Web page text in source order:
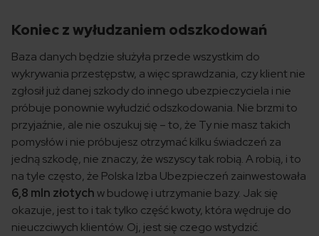
Koniec z wyłudzaniem odszkodowań
Baza danych będzie służyła przede wszystkim do
wykrywania przestępstw, a więc sprawdzania, czy klient nie
zgłosił już danej szkody do innego ubezpieczyciela i nie
próbuje ponownie wyłudzić odszkodowania. Nie brzmi to
przyjaźnie, ale nie oszukuj się – to, że Ty nie masz takich
pomysłów i nie próbujesz otrzymać kilku świadczeń za
jedną szkodę, nie znaczy, że wszyscy tak robią. A robią, i to
na tyle często, że Polska Izba Ubezpieczeń zainwestowała
6,8 mln złotychw budowę i utrzymanie bazy. Jak się
okazuje, jest to i tak tylko część kwoty, która wędruje do
nieuczciwych klientów. Oj, jest się czego wstydzić.